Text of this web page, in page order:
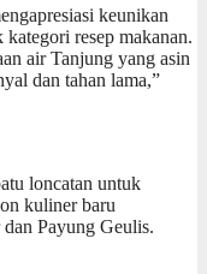
keunikan
resep makanan.
air Tanjung yang asin
dan tahan lama,”
loncatan untuk
kuliner baru
Payung Geulis.